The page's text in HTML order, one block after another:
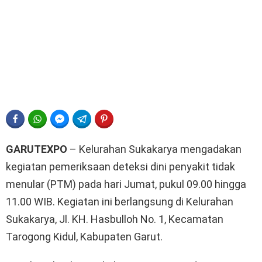
FACEBOOKWHATSAPPFACEBOOK MESSENGER
TELEGRAM
GARUTEXPO – Kelurahan Sukakarya mengadakan
kegiatan pemeriksaan deteksi dini penyakit tidak
menular (PTM) pada hari Jumat, pukul 09.00 hingga
11.00 WIB. Kegiatan ini berlangsung di Kelurahan
Sukakarya, Jl. KH. Hasbulloh No. 1, Kecamatan
Tarogong Kidul, Kabupaten Garut.